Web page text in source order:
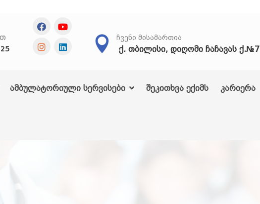
ᲩᲕᲔᲜᲘ ᲛᲘᲡᲐᲛᲐᲠᲗᲘᲐ
ქ. თბილისი, დიღომი ჩაჩავას ქ.№7
ამბულატორიული სერვისები შეკითხვა ექიმს კარიერა